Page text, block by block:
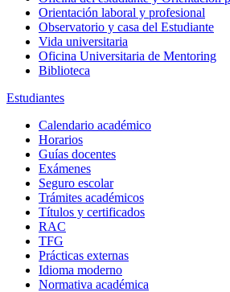
Orientación laboral y profesional
Observatorio y casa del Estudiante
Vida universitaria
Oficina Universitaria de Mentoring
Biblioteca
Estudiantes
Calendario académico
Horarios
Guías docentes
Exámenes
Seguro escolar
Trámites académicos
Títulos y certificados
RAC
TFG
Prácticas externas
Idioma moderno
Normativa académica